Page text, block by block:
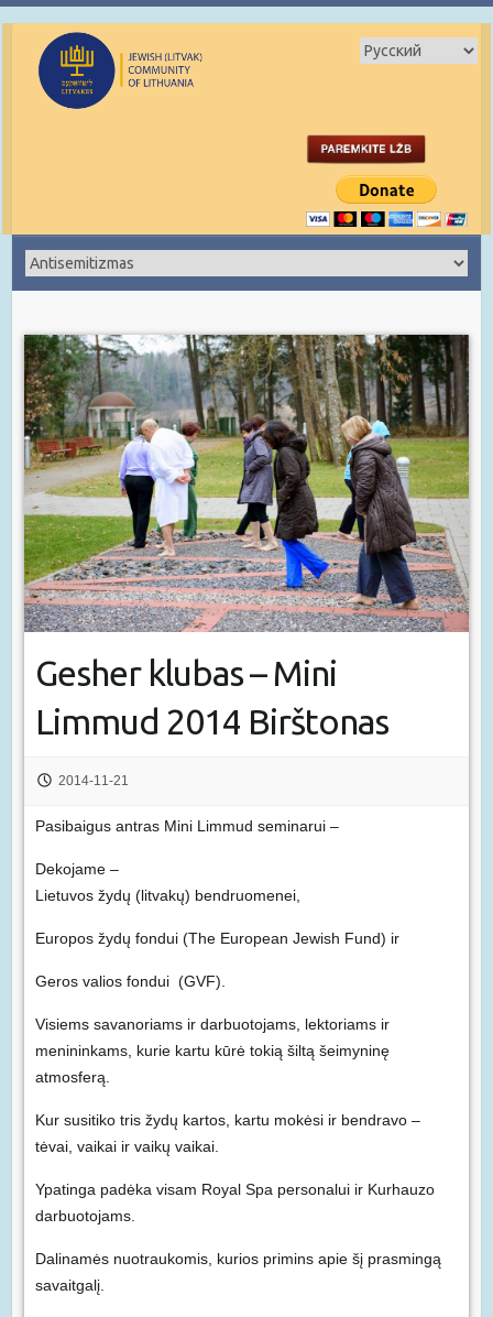
Gesher klubas – Mini
Limmud 2014 Birštonas
2014-11-21
Pasibaigus antras Mini Limmud seminarui –
Dekojame –
Lietuvos žydų (litvakų) bendruomenei,
Europos žydų fondui (The European Jewish Fund) ir
Geros valios fondui (GVF).
Visiems savanoriams ir darbuotojams, lektoriams ir
menininkams, kurie kartu kūrė tokią šiltą šeimyninę
atmosferą.
Kur susitiko tris žydų kartos, kartu mokėsi ir bendravo –
tėvai, vaikai ir vaikų vaikai.
Ypatinga padėka visam Royal Spa personalui ir Kurhauzo
darbuotojams.
Dalinamės nuotraukomis, kurios primins apie šį prasmingą
savaitgalį.